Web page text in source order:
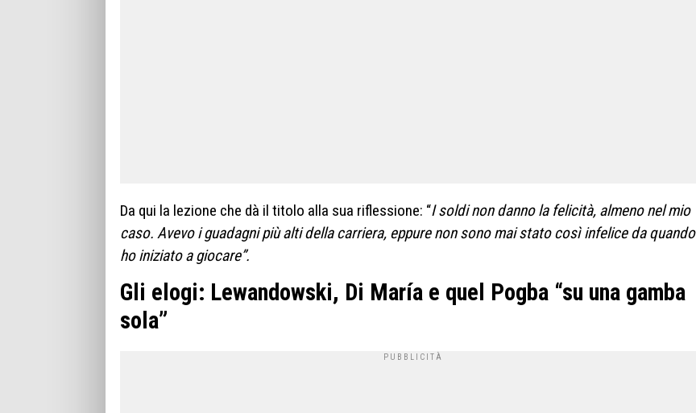
Da qui la lezione che dà il titolo alla sua riflessione: “I soldi non danno la felicità, almeno nel mio
caso. Avevo i guadagni più alti della carriera, eppure non sono mai stato così infelice da quando
ho iniziato a giocare”.
Gli elogi: Lewandowski, Di María e quel Pogba “su una gamba
sola”